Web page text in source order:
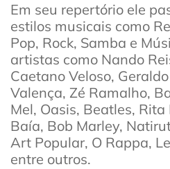
Em seu repertório ele
estilos musicais como
Pop, Rock, Samba e
artistas como Nando
Caetano Veloso,
Valença, Zé Ramalho,
Mel, Oasis, Beatles,
Baía, Bob Marley,
Art Popular, O Rappa,
entre outros.